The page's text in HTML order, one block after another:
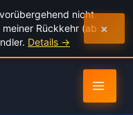
nicht
Rückkehr (ab
Details →
×